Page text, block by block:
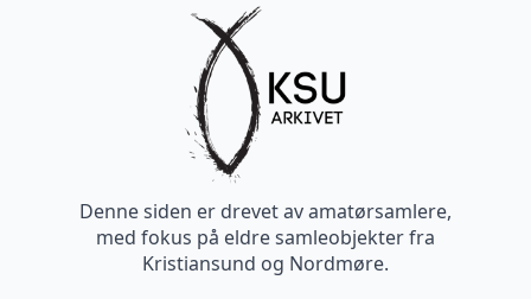
Denne siden er drevet av amatørsamlere,
med fokus på eldre samleobjekter fra
Kristiansund og Nordmøre.